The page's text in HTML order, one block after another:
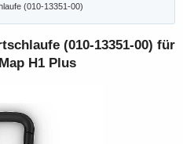
(010-13351-00)
(010-13351-00) für
H1 Plus